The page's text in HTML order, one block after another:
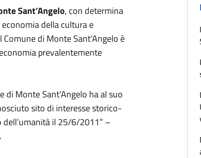
Sant’Angelo, con determina
della cultura e
di Monte Sant’Angelo è
prevalentemente
di Monte Sant’Angelo ha al suo
sito di interesse storico-
dell’umanità il 25/6/2011” –